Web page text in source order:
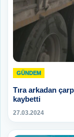
GÜNDEM
Tıra arkadan
kaybetti
27.03.2024